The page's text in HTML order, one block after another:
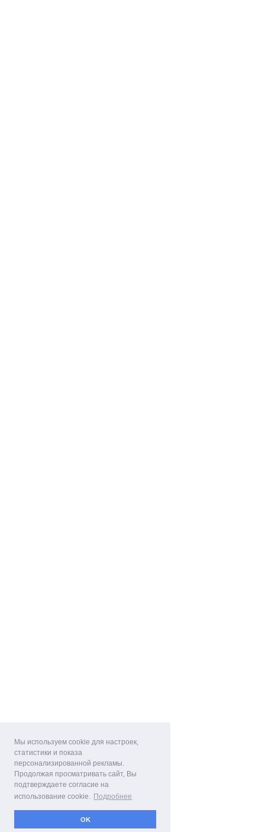
Мы используем cookie для настроек,
статистики и показа
персонализированной рекламы.
Продолжая просматривать сайт, Вы
подтверждаете согласие на
использование cookie. Подробнее
OK